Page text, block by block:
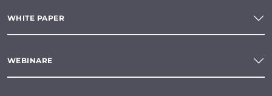
WHITE PAPER
WEBINARE